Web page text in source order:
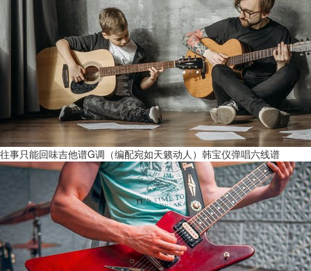
往事只能回味吉他谱G调（编配宛如天籁动人）韩宝仪弹唱六线谱